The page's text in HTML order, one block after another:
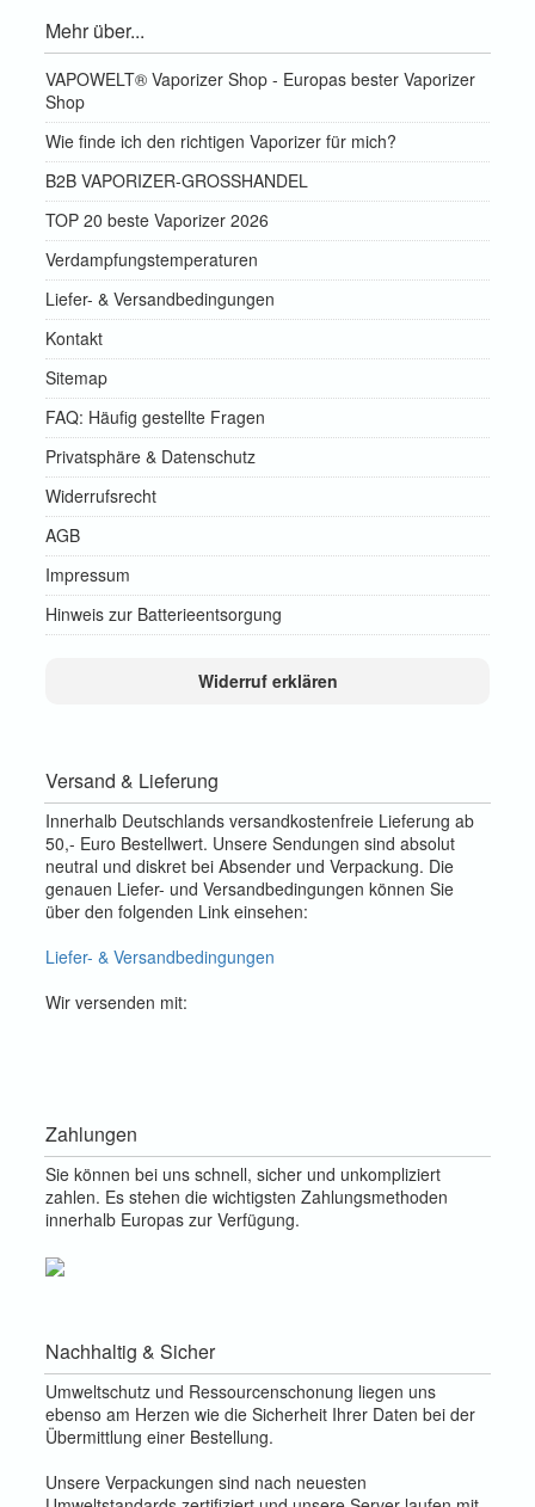
Mehr über...
VAPOWELT® Vaporizer Shop - Europas bester Vaporizer
Shop
Wie finde ich den richtigen Vaporizer für mich?
B2B VAPORIZER-GROSSHANDEL
TOP 20 beste Vaporizer 2026
Verdampfungstemperaturen
Liefer- & Versandbedingungen
Kontakt
Sitemap
FAQ: Häufig gestellte Fragen
Privatsphäre & Datenschutz
Widerrufsrecht
AGB
Impressum
Hinweis zur Batterieentsorgung
Widerruf erklären
Versand & Lieferung
Innerhalb Deutschlands versandkostenfreie Lieferung ab
50,- Euro Bestellwert. Unsere Sendungen sind absolut
neutral und diskret bei Absender und Verpackung. Die
genauen Liefer- und Versandbedingungen können Sie
über den folgenden Link einsehen:
Liefer- & Versandbedingungen
Wir versenden mit:
Zahlungen
Sie können bei uns schnell, sicher und unkompliziert
zahlen. Es stehen die wichtigsten Zahlungsmethoden
innerhalb Europas zur Verfügung.
Nachhaltig & Sicher
Umweltschutz und Ressourcenschonung liegen uns
ebenso am Herzen wie die Sicherheit Ihrer Daten bei der
Übermittlung einer Bestellung.
Unsere Verpackungen sind nach neuesten